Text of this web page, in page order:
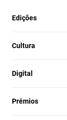
Edições
Cultura
Digital
Prémios